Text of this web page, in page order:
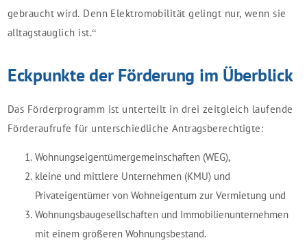
gebraucht wird. Denn Elektromobilität gelingt nur, wenn sie
alltagstauglich ist.“
Eckpunkte der Förderung im Überblick
Das Förderprogramm ist unterteilt in drei zeitgleich laufende
Förderaufrufe für unterschiedliche Antragsberechtigte:
Wohnungseigentümergemeinschaften (WEG),
kleine und mittlere Unternehmen (KMU) und
Privateigentümer von Wohneigentum zur Vermietung und
Wohnungsbaugesellschaften und Immobilienunternehmen
mit einem größeren Wohnungsbestand.